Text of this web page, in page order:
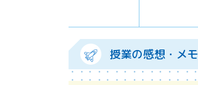
授業の感想・メモ